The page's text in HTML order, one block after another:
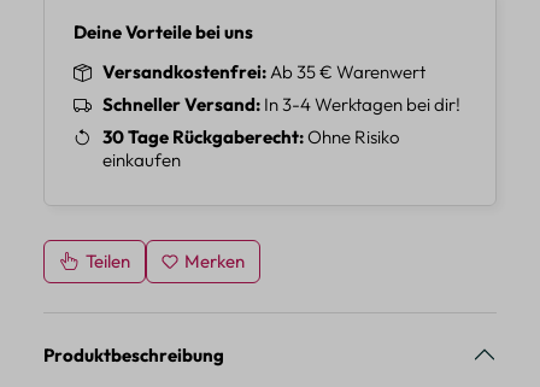
Deine Vorteile bei uns
Versandkostenfrei Ab 35 € Warenwert
Schneller Versand In 3-4 Werktagen bei dir!
30 Tage Rückgaberecht Ohne Risiko
einkaufen
Teilen Merken
Produktbeschreibung